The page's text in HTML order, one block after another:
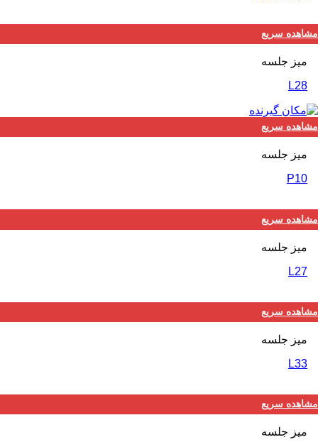
مشاهده سریع
ميز جلسه
L28
مشاهده سریع
ميز جلسه
P10
مشاهده سریع
ميز جلسه
L27
مشاهده سریع
ميز جلسه
L33
مشاهده سریع
ميز جلسه